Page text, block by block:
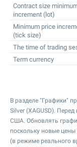
Contract size
increment (lot)
Minimum price
(tick size)
The time of trading
Term currency
В разделе "Графики"
Silver (XAGUSD).
США. Обновлять
поскольку новые
(в режиме реального